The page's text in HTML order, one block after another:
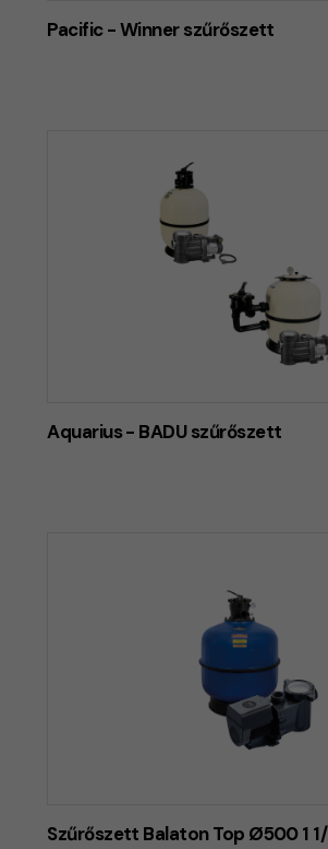
Pacific - Winner szűrőszett
Aquarius - BADU szűrőszett
Szűrőszett Balaton Top Ø500 1